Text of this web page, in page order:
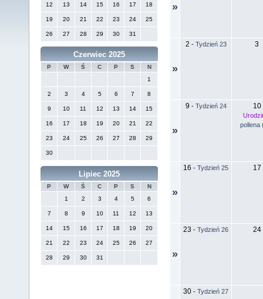
12 13 14 15 16 17 18
19 20 21 22 23 24 25
26 27 28 29 30 31
Czerwiec 2025
P W Ś C P S
N
1
2 3 4 5 6 7 8
9 10 11 12 13 14 15
16 17 18 19 20 21 22
23 24 25 26 27 28 29
30
Lipiec 2025
P W Ś C P S
N
1
2 3 4 5 6
7 8 9 10 11 12 13
14 15 16 17 18 19 20
21 22 23 24 25 26 27
28 29 30 31
»
»
2 - Tydzień 23 3
»
9 - Tydzień 24 10
pollena
»
16 - Tydzień 25 17
»
23 - Tydzień 26 24
30 - Tydzień 27